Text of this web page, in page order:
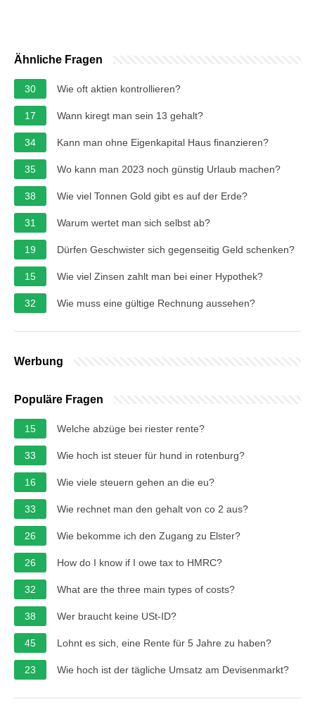
Ähnliche Fragen
30 Wie oft aktien kontrollieren?
17 Wann kiregt man sein 13 gehalt?
34 Kann man ohne Eigenkapital Haus finanzieren?
35 Wo kann man 2023 noch günstig Urlaub machen?
38 Wie viel Tonnen Gold gibt es auf der Erde?
31 Warum wertet man sich selbst ab?
19 Dürfen Geschwister sich gegenseitig Geld schenken?
15 Wie viel Zinsen zahlt man bei einer Hypothek?
32 Wie muss eine gültige Rechnung aussehen?
Werbung
Populäre Fragen
15 Welche abzüge bei riester rente?
33 Wie hoch ist steuer für hund in rotenburg?
16 Wie viele steuern gehen an die eu?
33 Wie rechnet man den gehalt von co 2 aus?
26 Wie bekomme ich den Zugang zu Elster?
26 How do I know if I owe tax to HMRC?
32 What are the three main types of costs?
38 Wer braucht keine USt-ID?
45 Lohnt es sich, eine Rente für 5 Jahre zu haben?
23 Wie hoch ist der tägliche Umsatz am Devisenmarkt?